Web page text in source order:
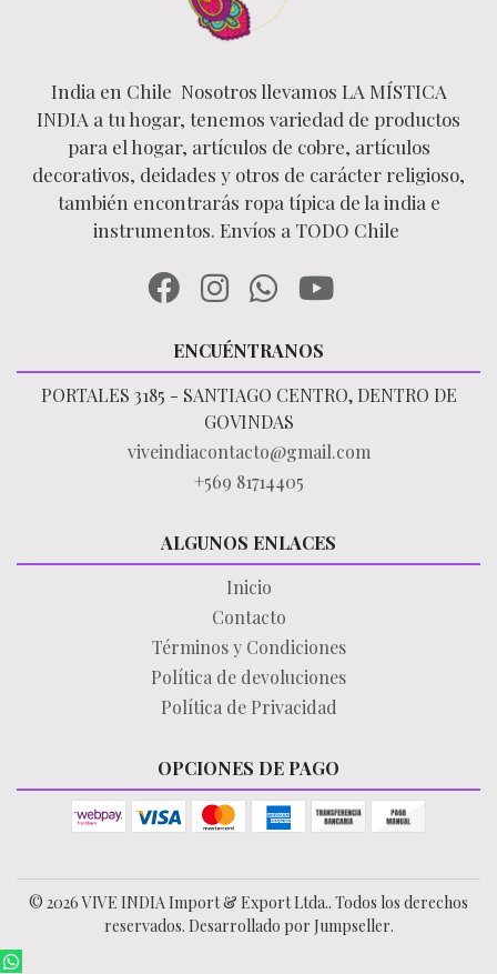
India en Chile Nosotros llevamos LA MÍSTICA
INDIA a tu hogar, tenemos variedad de productos
para el hogar, artículos de cobre, artículos
decorativos, deidades y otros de carácter religioso,
también encontrarás ropa típica de la india e
instrumentos. Envíos a TODO Chile
ENCUÉNTRANOS
PORTALES 3185 - SANTIAGO CENTRO, DENTRO DE
GOVINDAS
viveindiacontacto@gmail.com
+569 81714405
ALGUNOS ENLACES
Inicio
Contacto
Términos y Condiciones
Política de devoluciones
Política de Privacidad
OPCIONES DE PAGO
© 2026 VIVE INDIA Import & Export Ltda.. Todos los derechos
reservados. Desarrollado por Jumpseller.